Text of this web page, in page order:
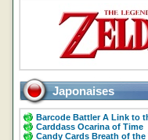
Japonaises
Barcode Battler A Link to
Carddass Ocarina of Time
Candy Cards Breath of the